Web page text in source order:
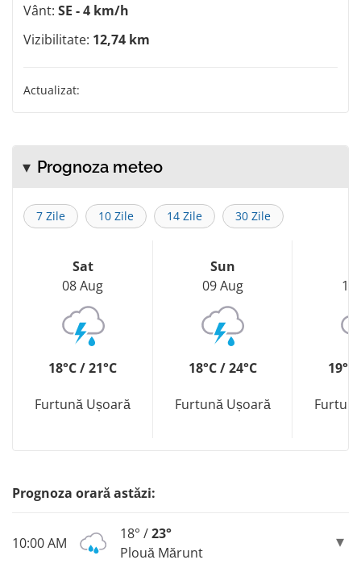
Vânt: SE - 4 km/h
Vizibilitate: 12,74 km
Actualizat:
Prognoza meteo
7 Zile 10 Zile 14 Zile 30 Zile
Sat
08 Aug
18°C / 21°C
Furtună Ușoară
Sun
09 Aug
18°C / 24°C
Furtună Ușoară
10
19°C
Prognoza orară astăzi:
10:00 AM
18° /23°
Plouă Mărunt